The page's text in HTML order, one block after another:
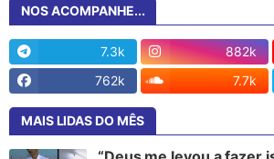
NOS ACOMPANHE...
7.3k 882k
762k
7.7k
MAIS LIDAS DO MÊS